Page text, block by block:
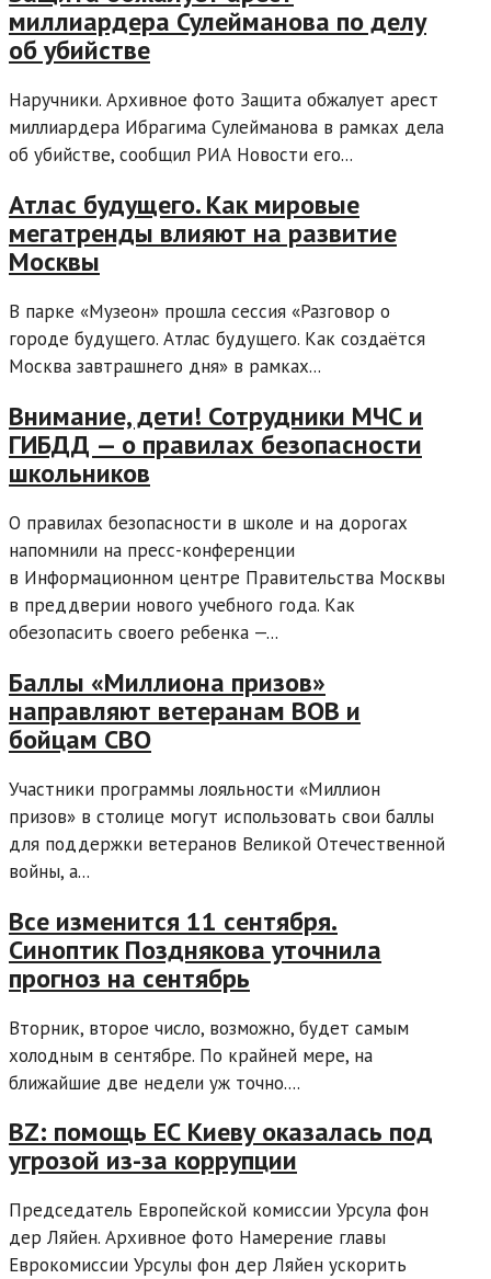
миллиардера Сулейманова по делу
об убийстве
Наручники. Архивное фото Защита обжалует арест
миллиардера Ибрагима Сулейманова в рамках дела
об убийстве, сообщил РИА Новости его...
Атлас будущего. Как мировые
мегатренды влияют на развитие
Москвы
В парке «Музеон» прошла сессия «Разговор о
городе будущего. Атлас будущего. Как создаётся
Москва завтрашнего дня» в рамках...
Внимание, дети! Сотрудники МЧС и
ГИБДД — о правилах безопасности
школьников
О правилах безопасности в школе и на дорогах
напомнили на пресс-конференции
в Информационном центре Правительства Москвы
в преддверии нового учебного года. Как
обезопасить своего ребенка —...
Баллы «Миллиона призов»
направляют ветеранам ВОВ и
бойцам СВО
Участники программы лояльности «Миллион
призов» в столице могут использовать свои баллы
для поддержки ветеранов Великой Отечественной
войны, а...
Все изменится 11 сентября.
Синоптик Позднякова уточнила
прогноз на сентябрь
Вторник, второе число, возможно, будет самым
холодным в сентябре. По крайней мере, на
ближайшие две недели уж точно....
BZ: помощь ЕС Киеву оказалась под
угрозой из-за коррупции
Председатель Европейской комиссии Урсула фон
дер Ляйен. Архивное фото Намерение главы
Еврокомиссии Урсулы фон дер Ляйен ускорить